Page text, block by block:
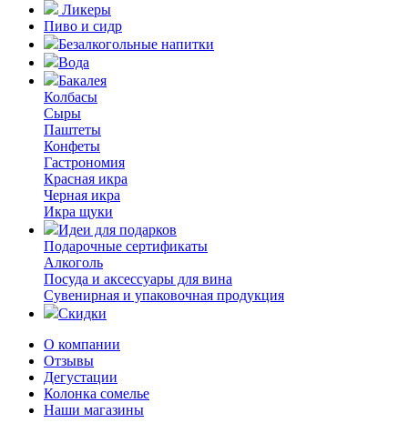
Ликеры
Пиво и сидр
Безалкогольные напитки
Вода
Бакалея
Колбасы
Сыры
Паштеты
Конфеты
Гастрономия
Красная икра
Черная икра
Икра щуки
Идеи для подарков
Подарочные сертификаты
Алкоголь
Посуда и аксессуары для вина
Сувенирная и упаковочная продукция
Скидки
О компании
Отзывы
Дегустации
Колонка сомелье
Наши магазины